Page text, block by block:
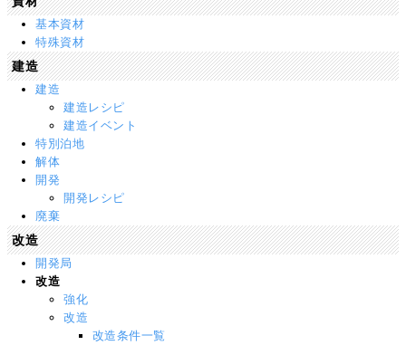
基本資材
特殊資材
建造
建造
建造レシピ
建造イベント
特別泊地
解体
開発
開発レシピ
廃棄
改造
開発局
改造
強化
改造
改造条件一覧